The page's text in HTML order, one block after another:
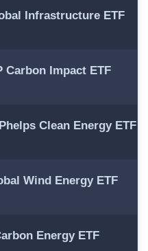
Infrastructure ETF
Carbon Impact ETF
Clean Energy ETF
Wind Energy ETF
Energy ETF